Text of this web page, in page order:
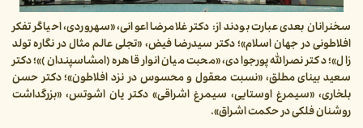
سخنرانان بعدی عبارت بودند از: دکتر غلامرضا اعوانی، «سهروردی، احیاگر تفکر
افلاطونی در جهان اسلام»؛ دکتر سیدرضا فیض، «تجلی عالم مثال در نگاره تولد
زال»؛ دکتر نصرالله پورجوادی، «محبت میان انوار قاهره (امشاسپندان)»؛ دکتر
سعید بینای مطلق، «نسبت معقول و محسوس در نزد افلاطون»؛ دکتر حسن
بلخاری، «سیمرغ اوستایی، سیمرغ اشراقی» دکتر یان اشوتس، «بزرگداشت
روشنان فلکی در حکمت اشراق».